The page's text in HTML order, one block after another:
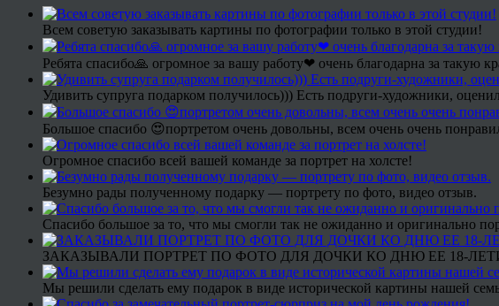
Всем советую заказывать картины по фотографии только в этой студии!
Ребята спасибо🙏 огромное за вашу работу❤ очень благодарна за такую
Удивить супруга подарком получилось))) Есть подруги-художники,
Большое спасибо 😍портретом очень довольны, всем очень очень
Огромное спасибо всей вашей команде за портрет на холсте!
Безумно рады полученному подарку — портрету по фото, видео отзыв.
Спасибо большое за то, что мы смогли так не ожиданно и оригинально
ЗАКАЗЫВАЛИ ПОРТРЕТ ПО ФОТО ДЛЯ ДОЧКИ КО ДНЮ ЕЕ 18-
Мы решили сделать ему подарок в виде исторической картины нашей